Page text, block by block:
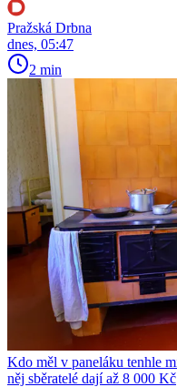
Pražská Drbna
dnes, 05:47
2 min
Kdo měl v paneláku tenhle
něj sběratelé dají až 8 000 Kč